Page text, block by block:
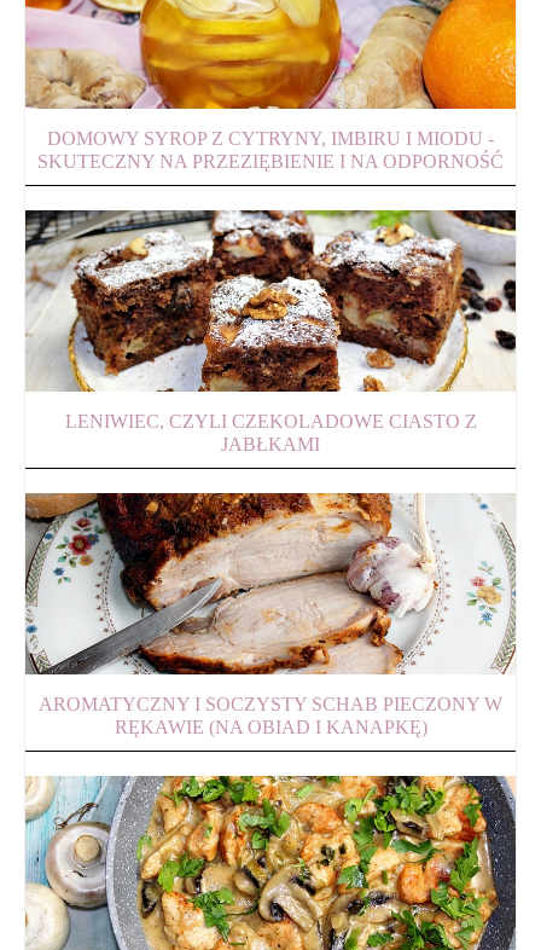
DOMOWY SYROP Z CYTRYNY, IMBIRU I MIODU -
SKUTECZNY NA PRZEZIĘBIENIE I NA ODPORNOŚĆ
LENIWIEC, CZYLI CZEKOLADOWE CIASTO Z
JABŁKAMI
AROMATYCZNY I SOCZYSTY SCHAB PIECZONY W
RĘKAWIE (NA OBIAD I KANAPKĘ)